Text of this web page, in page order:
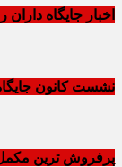
اخبار جایگاه داران
نشست کانون
پرفروش ترین مکمل